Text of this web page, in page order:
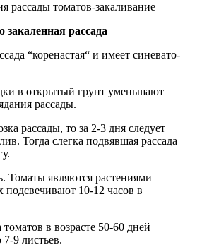
рассада
“коренастая“ и имеет синевато-
в открытый грунт уменьшают
рассады.
рассады, то за 2-3 дня следует
Тогда слегка подвявшая рассада
Томаты являются растениями
подсвечивают 10-12 часов в
в возрасте 50-60 дней
9 листьев.